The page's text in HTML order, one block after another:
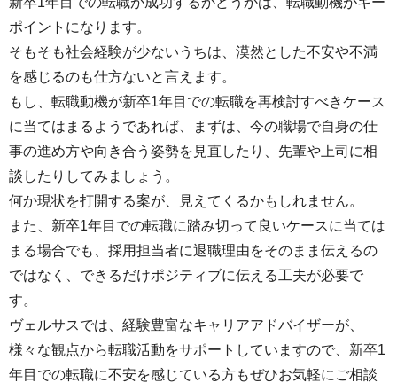
ポイントになります。
そもそも社会経験が少ないうちは、漠然とした不安や不満
を感じるのも仕方ないと言えます。
もし、転職動機が新卒1年目での転職を再検討すべきケース
に当てはまるようであれば、まずは、今の職場で自身の仕
事の進め方や向き合う姿勢を見直したり、先輩や上司に相
談したりしてみましょう。
何か現状を打開する案が、見えてくるかもしれません。
また、新卒1年目での転職に踏み切って良いケースに当ては
まる場合でも、採用担当者に退職理由をそのまま伝えるの
ではなく、できるだけポジティブに伝える工夫が必要で
す。
ヴェルサスでは、経験豊富なキャリアアドバイザーが、
様々な観点から転職活動をサポートしていますので、新卒1
年目での転職に不安を感じている方もぜひお気軽にご相談